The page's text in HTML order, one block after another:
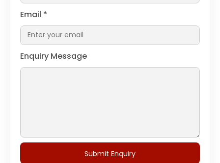
Email *
Enquiry Message